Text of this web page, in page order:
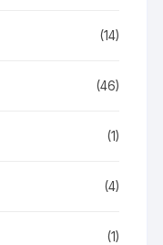
(14)
(46)
(1)
(4)
(1)